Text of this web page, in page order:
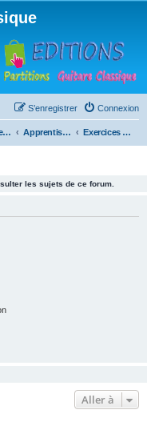
Connexion
S’enregistrer
La guitare : instrument, cours et théorie Apprentissage et enseignement de la guitare Exercices techniques
les sujets de ce forum.
Aller à